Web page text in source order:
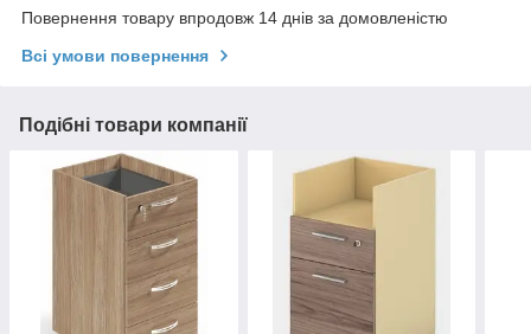
Повернення товару впродовж 14 днів за домовленістю
Всі умови повернення
Подібні товари компанії